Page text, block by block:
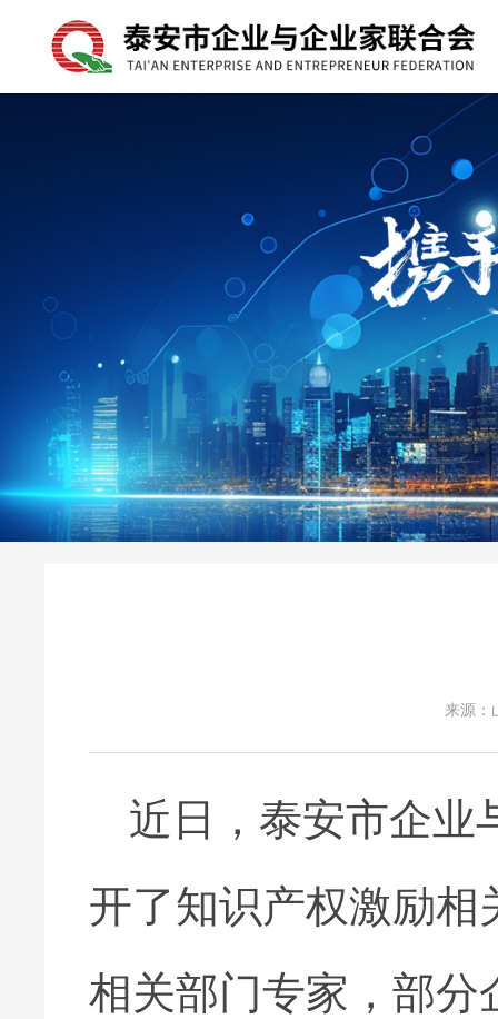
来源：
近日，泰安市企业
开了知识产权激励
相关部门专家，部